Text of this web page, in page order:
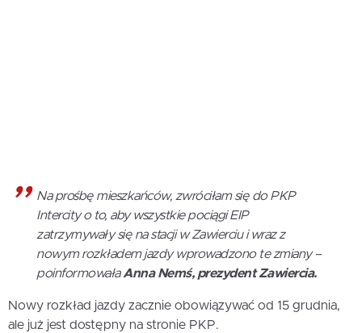
Na prośbę mieszkańców, zwróciłam się do PKP
Intercity o to, aby wszystkie pociągi EIP
zatrzymywały się na stacji w Zawierciu i wraz z
nowym rozkładem jazdy wprowadzono te zmiany –
poinformowałaAnna Nemś, prezydent Zawiercia.
Nowy rozkład jazdy zacznie obowiązywać od 15 grudnia,
ale już jest dostępny na stronie PKP.